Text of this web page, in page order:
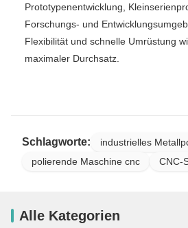
Prototypenentwicklung,
Forschungs- und
Flexibilität und schnelle Umrüstung
maximaler Durchsatz.
Schlagworte:
industrielles
polierende Maschine cnc
CNC-
Alle Kategorien